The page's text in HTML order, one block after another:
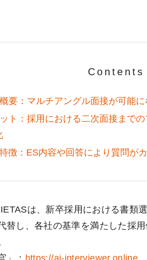
Contents
要：マルチアングル面接が可能に
ト：採用における二次面接まで
徴：ES内容や回答により質問が
は、新卒採用における書類
替し、各社の基準を満たした採